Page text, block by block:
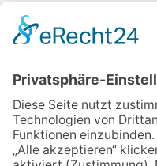
Veranstalter:
wir pflegen in Thüringen
99085 Erfurt
Email schreiben
Uns unterstützen /